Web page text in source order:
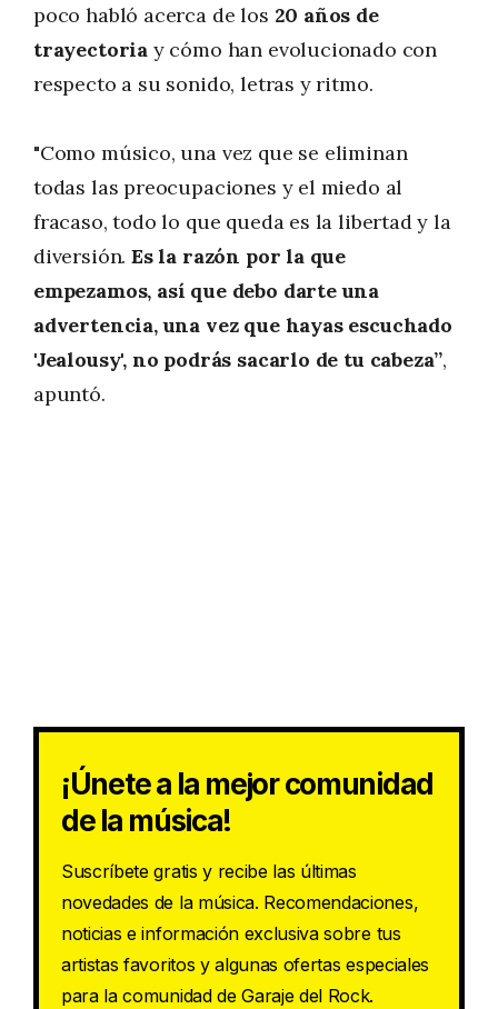
poco habló acerca de los 20 años de
trayectoria y cómo han evolucionado con
respecto a su sonido, letras y ritmo.
"Como músico, una vez que se eliminan
todas las preocupaciones y el miedo al
fracaso, todo lo que queda es la libertad y la
diversión.Es la razón por la que
empezamos, así que debo darte una
advertencia, una vez que hayas escuchado
'Jealousy', no podrás sacarlo de tu cabeza”,
apuntó.
¡Únete a la mejor comunidad
de la música!
Suscríbete gratis y recibe las últimas
novedades de la música. Recomendaciones,
noticias e información exclusiva sobre tus
artistas favoritos y algunas ofertas especiales
para la comunidad de Garaje del Rock.